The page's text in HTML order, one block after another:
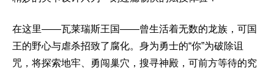
在这里——瓦莱瑞斯王国——曾生活着无数的龙族，可国
王的野心与虐杀招致了腐化。身为勇士的“你”为破除诅
咒，将探索地牢、勇闯巢穴，搜寻神殿，可前方等待的究